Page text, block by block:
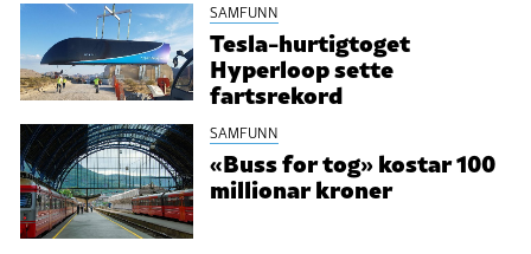
SAMFUNN
Tesla-hurtigtoget
Hyperloop sette
fartsrekord
SAMFUNN
«Buss for tog» kostar 100
millionar kroner